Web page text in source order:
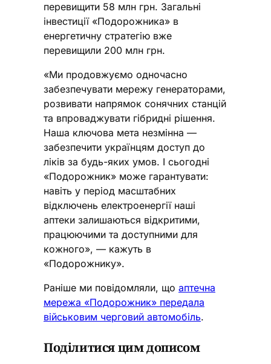
перевищити 58 млн грн. Загальні
інвестиції «Подорожника» в
енергетичну стратегію вже
перевищили 200 млн грн.
«Ми продовжуємо одночасно
забезпечувати мережу генераторами,
розвивати напрямок сонячних станцій
та впроваджувати гібридні рішення.
Наша ключова мета незмінна —
забезпечити українцям доступ до
ліків за будь-яких умов. І сьогодні
«Подорожник» може гарантувати:
навіть у період масштабних
відключень електроенергії наші
аптеки залишаються відкритими,
працюючими та доступними для
кожного», — кажуть в
«Подорожнику».
Раніше ми повідомляли, що аптечна
мережа «Подорожник» передала
військовим черговий автомобіль.
Поділитися цим дописом